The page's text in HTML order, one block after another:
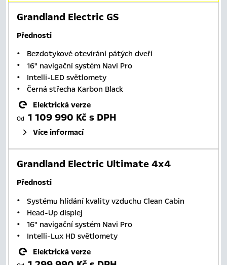
Grandland Electric GS
Přednosti
Bezdotykové otevírání pátých dveří
16" navigační systém Navi Pro
Intelli-LED světlomety
Černá střecha Karbon Black
Elektrická verze
Od 1 109 990 Kč s DPH
Více informací
Grandland Electric Ultimate 4x4
Přednosti
Systému hlídání kvality vzduchu Clean Cabin
Head-Up displej
16" navigační systém Navi Pro
Intelli-Lux HD světlomety
Elektrická verze